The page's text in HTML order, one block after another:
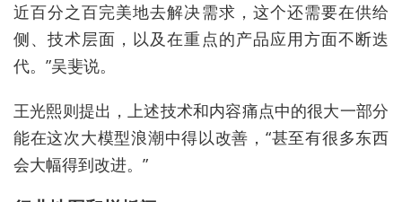
近百分之百完美地去解决需求，这个还需要在供给
侧、技术层面，以及在重点的产品应用方面不断迭
代。”吴斐说。
王光熙则提出，上述技术和内容痛点中的很大一部分
能在这次大模型浪潮中得以改善，“甚至有很多东西
会大幅得到改进。”